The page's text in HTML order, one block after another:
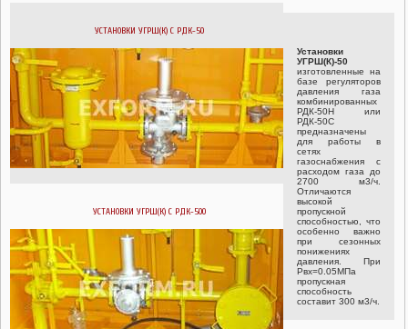
УСТАНОВКИ УГРШ(К) С РДК-50
УСТАНОВКИ УГРШ(К) С РДК-500
Установки
УГРШ(К)-50
изготовленные на
базе регуляторов
давления газа
комбинированных
РДК-50Н или
РДК-50С
предназначены
для работы в
сетях
газоснабжения с
расходом газа до
2700 м3/ч.
Отличаются
высокой
пропускной
способностью, что
особенно важно
при сезонных
понижениях
давления. При
Рвх=0.05МПа
пропускная
способность
составит 300 м3/ч.